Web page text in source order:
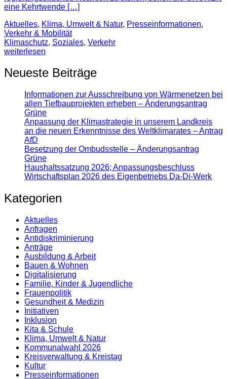
eine Kehrtwende […]
Aktuelles, Klima, Umwelt & Natur, Presse­informationen,
Verkehr & Mobilität
Klimaschutz, Soziales, Verkehr
weiterlesen
Neueste Beiträge
Informationen zur Ausschreibung von Wärmenetzen bei
allen Tiefbauprojekten erheben – Änderungsantrag
Grüne
Anpassung der Klimastrategie in unserem Landkreis
an die neuen Erkenntnisse des Weltklimarates – Antrag
AfD
Besetzung der Ombudsstelle – Änderungsantrag
Grüne
Haushaltssatzung 2026; Anpassungsbeschluss
Wirtschaftsplan 2026 des Eigenbetriebs Da-Di-Werk
Kategorien
Aktuelles
Anfragen
Antidiskrimi­nierung
Anträge
Ausbildung & Arbeit
Bauen & Wohnen
Digitalisierung
Familie, Kinder & Jugendliche
Frauenpolitik
Gesundheit & Medizin
Initiativen
Inklusion
Kita & Schule
Klima, Umwelt & Natur
Kommunalwahl 2026
Kreisverwaltung & Kreistag
Kultur
Presse­informationen